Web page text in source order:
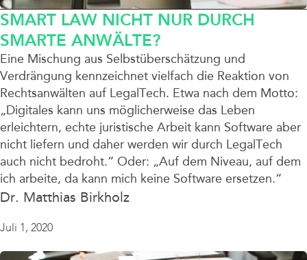
SMART LAW NICHT NUR DURCH
SMARTE ANWÄLTE?
Eine Mischung aus Selbstüberschätzung und
Verdrängung kennzeichnet vielfach die Reaktion von
Rechtsanwälten auf LegalTech. Etwa nach dem Motto:
„Digitales kann uns möglicherweise das Leben
erleichtern, echte juristische Arbeit kann Software aber
nicht liefern und daher werden wir durch LegalTech
auch nicht bedroht.“ Oder: „Auf dem Niveau, auf dem
ich arbeite, da kann mich keine Software ersetzen.“
Dr. Matthias Birkholz
Juli 1, 2020